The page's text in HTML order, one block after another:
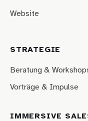
Website
STRATEGIE
Beratung &
Vorträge & Impulse
IMMERSIVE